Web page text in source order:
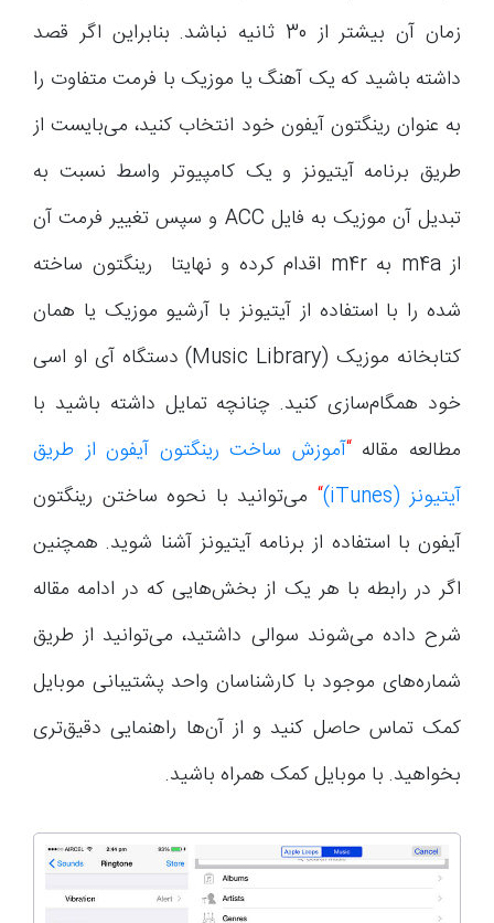
زمان آن بیشتر از 30 ثانیه نباشد. بنابراین اگر قصد
داشته باشید که یک آهنگ یا موزیک با فرمت متفاوت را
به عنوان رینگتون آیفون خود انتخاب کنید، می‌بایست از
طریق برنامه آیتیونز و یک کامپیوتر واسط نسبت به
تبدیل آن موزیک به فایل ACC و سپس تغییر فرمت آن
از m4a به m4r اقدام کرده و نهایتا رینگتون ساخته
شده را با استفاده از آیتیونز با آرشیو موزیک یا همان
کتابخانه موزیک (Music Library) دستگاه آی او اسی
خود همگام‌سازی کنید. چنانچه تمایل داشته باشید با
مطالعه مقاله“آموزش ساخت رینگتون آیفون از طریق
آیتیونز (iTunes)
“ می‌توانید با نحوه ساختن رینگتون
آیفون با استفاده از برنامه آیتیونز آشنا شوید. همچنین
اگر در رابطه با هر یک از بخش‌هایی که در ادامه مقاله
شرح داده می‌شوند سوالی داشتید، می‌توانید از طریق
شماره‌های موجود با کارشناسان واحد پشتیبانی موبایل
کمک تماس حاصل کنید و از آن‌ها راهنمایی دقیق‌تری
بخواهید. با موبایل کمک همراه باشید.